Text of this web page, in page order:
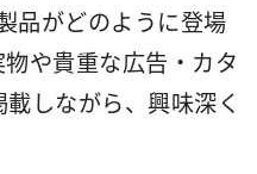
品がどのように登場
や貴重な広告・カタ
しながら、興味深く